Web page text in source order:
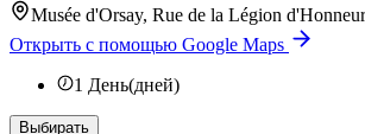
Musée d'Orsay, Rue de la Légion
Открыть с помощью Google Maps
1 День(дней)
Выбирать